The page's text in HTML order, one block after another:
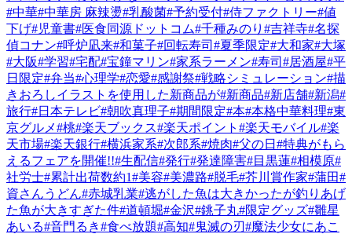
#中華#中華房 麻辣燙#乳酸菌#予約受付#侍ファクトリー#値
下げ#児童書#医食同源ドットコム#千種みのり #吉祥寺#名探
偵コナン#呼炉凪来#和菓子#回転寿司 #夏季限定#大和家#大塚
#大阪#学習#宅配#宝鐘マリン#家系ラーメン#寿司 #居酒屋#平
日限定#弁当#心理学#恋愛#感謝祭#戦略シミュレーション#描
きおろしイラストを使用した新商品が#新商品#新店舗#新潟#
旅行#日本テレビ#朝吹真理子#期間限定#本#本格中華料理#東
京グルメ#桃#楽天ブックス#楽天ポイント #楽天モバイル#楽
天市場#楽天銀行#横浜家系#次郎系#焼肉#父の日 #特典がもら
えるフェアを開催!!#生配信#発行#発達障害#目黒蓮#相模原#
社労士#累計出荷数約1#美容#美濃路#脱毛#芥川賞作家#蒲田#
資さんうどん#赤城乳業#逃がした魚は大きかったが釣りあげ
た魚が大きすぎた件#道頓堀#金沢#銚子丸#限定グッズ#雛星
あいる#音門るき#食べ放題#高知#鬼滅の刃#魔法少女にあこ